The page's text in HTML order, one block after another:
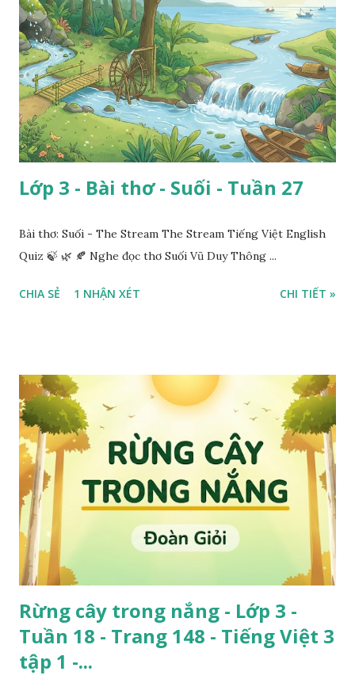
Lớp 3 - Bài thơ - Suối - Tuần 27
Bài thơ: Suối - The Stream The Stream Tiếng Việt English
Quiz 🍃 🌿 🍂 Nghe đọc thơ Suối Vũ Duy Thông ...
CHIA SẺ 1 NHẬN XÉT CHI TIẾT »
Rừng cây trong nắng - Lớp 3 -
Tuần 18 - Trang 148 - Tiếng Việt 3
tập 1 -...